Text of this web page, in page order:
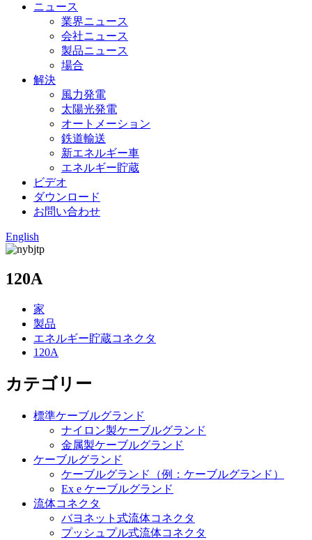
ニュース
業界ニュース
会社ニュース
製品ニュース
場合
解決
風力発電
太陽光発電
オートメーション
鉄道輸送
新エネルギー車
エネルギー貯蔵
ビデオ
ダウンロード
お問い合わせ
English
120A
家
製品
エネルギー貯蔵コネクタ
120A
カテゴリー
標準ケーブルグランド
ナイロン製ケーブルグランド
金属製ケーブルグランド
ケーブルグランド
ケーブルグランド（例：ケーブルグランド）
Ex e ケーブルグランド
流体コネクタ
バヨネット式流体コネクタ
プッシュプル式流体コネクタ